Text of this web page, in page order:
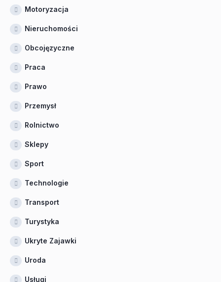
Motoryzacja
Nieruchomości
Obcojęzyczne
Praca
Prawo
Przemysł
Rolnictwo
Sklepy
Sport
Technologie
Transport
Turystyka
Ukryte Zajawki
Uroda
Usługi